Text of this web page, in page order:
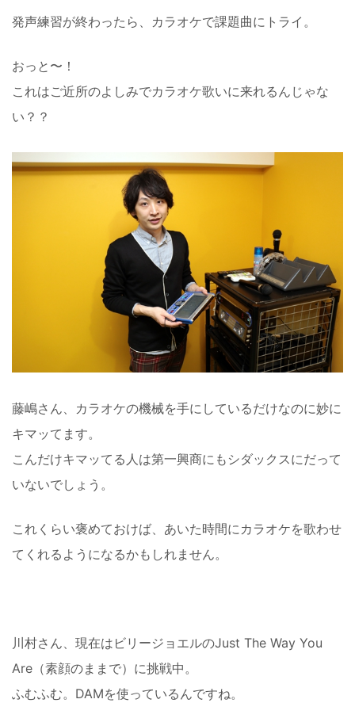
発声練習が終わったら、カラオケで課題曲にトライ。
おっと〜！
これはご近所のよしみでカラオケ歌いに来れるんじゃな
い？？
藤嶋さん、カラオケの機械を手にしているだけなのに妙に
キマッてます。
こんだけキマッてる人は第一興商にもシダックスにだって
いないでしょう。
これくらい褒めておけば、あいた時間にカラオケを歌わせ
てくれるようになるかもしれません。
川村さん、現在はビリージョエルのJust The Way You
Are（素顔のままで）に挑戦中。
ふむふむ。DAMを使っているんですね。